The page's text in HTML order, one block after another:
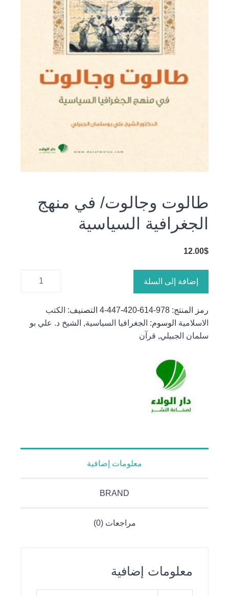
طالوت وجالوت/ في منهج
الجغرافية السياسية
12.00$
في منهج
الجغرافية
إضافة إلى السلة
رمز المنتج: 978-614-420-447-4 التصنيف: الكتب
الاسلامية الوسوم: الجغرافيا السياسية, الشيخ د. علي بو
سلمان الجبيلي, قرآن
معلومات إضافية
BRAND
مراجعات (0)
معلومات إضافية